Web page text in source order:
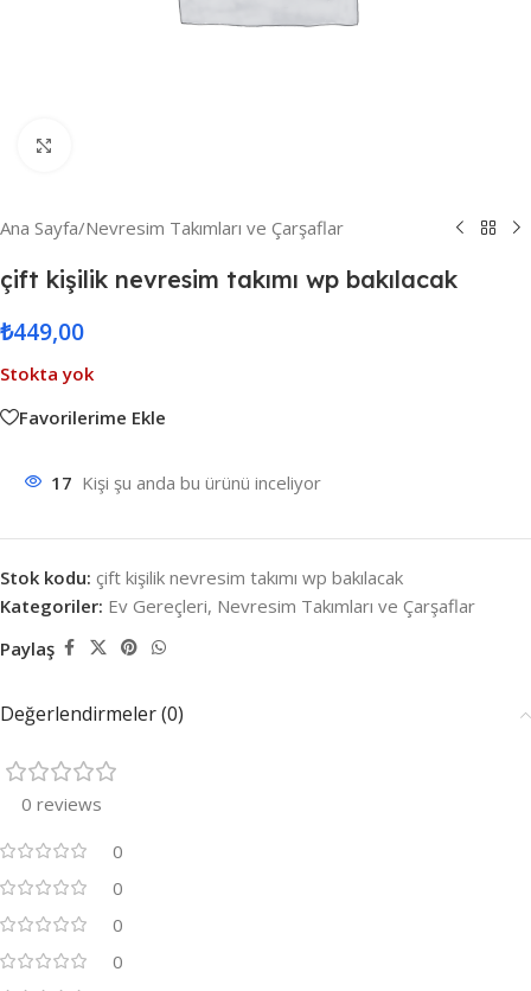
Ana Sayfa/Nevresim Takımları ve Çarşaflar
çift kişilik nevresim takımı wp bakılacak
₺449,00
Stokta yok
Favorilerime Ekle
17 Kişi şu anda bu ürünü inceliyor
Stok kodu: çift kişilik nevresim takımı wp bakılacak
Kategoriler: Ev Gereçleri, Nevresim Takımları ve Çarşaflar
Paylaş
Değerlendirmeler (0)
0 reviews
0
0
0
0